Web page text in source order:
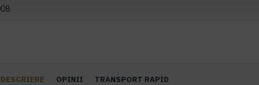
DESCRIERE OPINII TRANSPORT RAPID